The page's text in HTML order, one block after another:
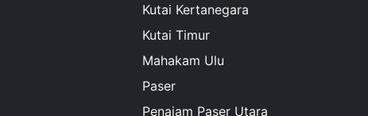
Kutai Kertanegara
Kutai Timur
Mahakam Ulu
Paser
Penajam Paser Utara